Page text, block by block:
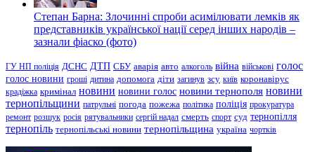
Степан Барна: Злочинні спроби асимілювати лемків як
представників української нації серед інших народів –
зазнали фіаско (фото)
ГУ НП поліція ДСНС ДТП СБУ аварія авто алкоголь війна військові голос
голос новини гроші дитина допомога діти загинув зсу київ коронавірус
крадіжка кримінал новини новини голос новини тернополя новини
тернопільщини патрульні погода пожежа політика поліція прокуратура
ремонт розшук росія рятувальники сергій надал смерть спорт суд тернопілля
тернопіль тернопільські новини тернопільщина україна чортків